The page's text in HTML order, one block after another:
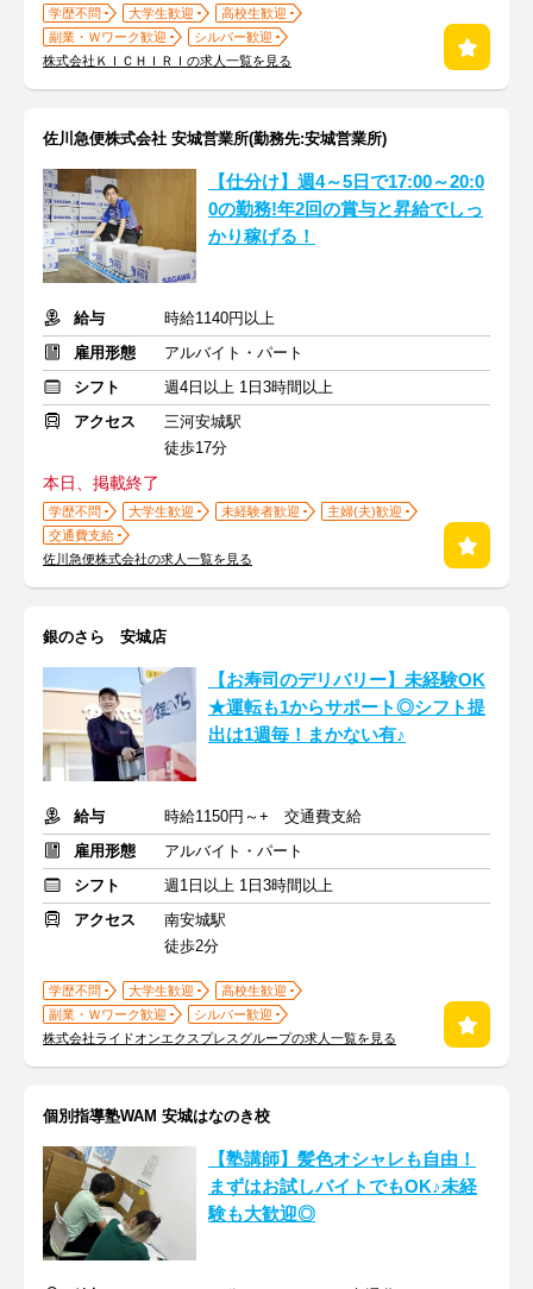
学歴不問 大学生歓迎
高校生歓迎
副業・Ｗワーク歓迎
シルバー歓迎
株式会社ＫＩＣＨＩＲＩの求人一覧を見る
佐川急便株式会社 安城営業所(勤務先:安城営業所)
【仕分け】週4～5日で17:00～20:0
0の勤務!年2回の賞与と昇給でしっ
かり稼げる！
給与
時給1140円以上
雇用形態
アルバイト・パート
シフト
週4日以上 1日3時間以上
アクセス
三河安城駅
徒歩17分
本日、掲載終了
学歴不問 大学生歓迎 未経験者歓迎
主婦(夫)歓迎
交通費支給
佐川急便株式会社の求人一覧を見る
銀のさら 安城店
【お寿司のデリバリー】未経験OK
★運転も1からサポート◎シフト提
出は1週毎！まかない有♪
給与
時給1150円～+ 交通費支給
雇用形態
アルバイト・パート
シフト
週1日以上 1日3時間以上
アクセス
南安城駅
徒歩2分
学歴不問 大学生歓迎
高校生歓迎
副業・Ｗワーク歓迎
シルバー歓迎
株式会社ライドオンエクスプレスグループの求人一覧を見る
個別指導塾WAM 安城はなのき校
【塾講師】髪色オシャレも自由！
まずはお試しバイトでもOK♪未経
験も大歓迎◎